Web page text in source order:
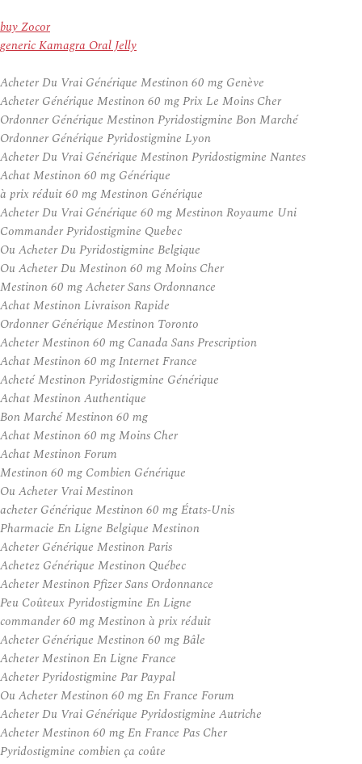
buy Zocor
generic Kamagra Oral Jelly
Acheter Du Vrai Générique Mestinon 60 mg Genève
Acheter Générique Mestinon 60 mg Prix Le Moins Cher
Ordonner Générique Mestinon Pyridostigmine Bon Marché
Ordonner Générique Pyridostigmine Lyon
Acheter Du Vrai Générique Mestinon Pyridostigmine Nantes
Achat Mestinon 60 mg Générique
à prix réduit 60 mg Mestinon Générique
Acheter Du Vrai Générique 60 mg Mestinon Royaume Uni
Commander Pyridostigmine Quebec
Ou Acheter Du Pyridostigmine Belgique
Ou Acheter Du Mestinon 60 mg Moins Cher
Mestinon 60 mg Acheter Sans Ordonnance
Achat Mestinon Livraison Rapide
Ordonner Générique Mestinon Toronto
Acheter Mestinon 60 mg Canada Sans Prescription
Achat Mestinon 60 mg Internet France
Acheté Mestinon Pyridostigmine Générique
Achat Mestinon Authentique
Bon Marché Mestinon 60 mg
Achat Mestinon 60 mg Moins Cher
Achat Mestinon Forum
Mestinon 60 mg Combien Générique
Ou Acheter Vrai Mestinon
acheter Générique Mestinon 60 mg États-Unis
Pharmacie En Ligne Belgique Mestinon
Acheter Générique Mestinon Paris
Achetez Générique Mestinon Québec
Acheter Mestinon Pfizer Sans Ordonnance
Peu Coûteux Pyridostigmine En Ligne
commander 60 mg Mestinon à prix réduit
Acheter Générique Mestinon 60 mg Bâle
Acheter Mestinon En Ligne France
Acheter Pyridostigmine Par Paypal
Ou Acheter Mestinon 60 mg En France Forum
Acheter Du Vrai Générique Pyridostigmine Autriche
Acheter Mestinon 60 mg En France Pas Cher
Pyridostigmine combien ça coûte